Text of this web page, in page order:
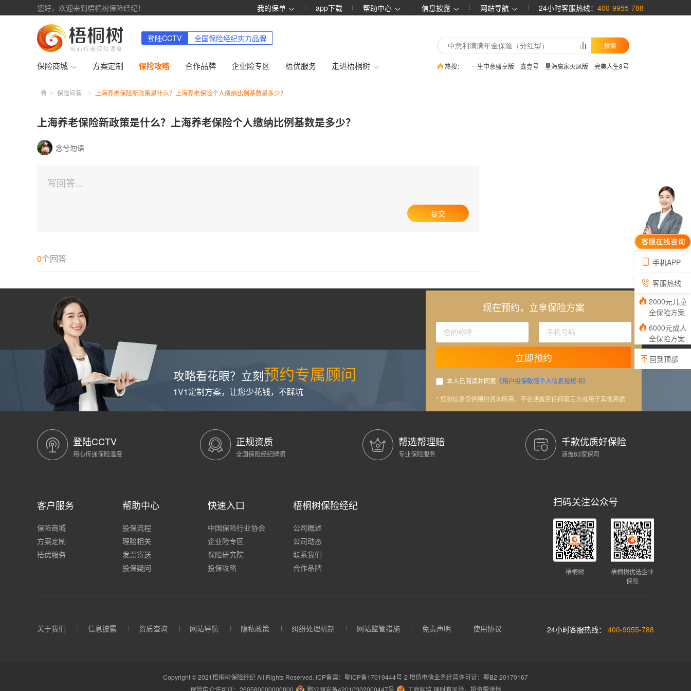
您好，欢迎来到梧桐树保险经纪！ 24小时客服热线： 400-9955-788
网站导航
信息披露
帮助中心
app下载
我的保单
登陆CCTV 全国保险经纪实力品牌
保险商城 方案定制 保险攻略 合作品牌 企业险专区 梧优服务 走进梧桐树
搜索
热搜： 一生中意盛享版 鑫壹号 星海赢家火凤版 完美人生8号
比
保险问答 上海养老保险新政策是什么？上海养老保险个人缴纳比例基数是多少？
上海养老保险新政策是什么？上海养老保险个人缴纳比例基数是多少？
念兮勿语
写回答...
提交
0个回答
攻略看花眼？立刻预约专属顾问
1V1定制方案，让您少花钱，不踩坑
现在预约，立享保险方案
立即预约
本人已阅读并同意 《用户投保敏感个人信息授权书》
* 您的信息仅供预约咨询所用，不会泄露至任何第三方或用于其他用途
手机APP
客服热线
2000元儿童
全保险方案
6000元成人
全保险方案
回到顶部
登陆CCTV
用心传递保险温度
正规资质
全国保险经纪牌照
帮选帮理赔
专业保险服务
千款优质好保险
涵盖83家保司
客户服务
保险商城
方案定制
梧优服务
帮助中心
投保流程
理赔相关
发票寄送
投保疑问
快速入口
中国保险行业协会
企业险专区
保险研究院
投保攻略
梧桐树保险经纪
公司概述
公司动态
联系我们
合作品牌
扫码关注公众号
梧桐树优选企业
保险
梧桐树
关于我们 信息披露 资质查询 网站导航 隐私政策 纠纷处理机制 网站监管措施 免责声明 使用协议 24小时客服热线： 400-9955-788
Copyright © 2021梧桐树保险经纪 All Rights Reserved. ICP备案：鄂ICP备17019444号-2 增值电信业务经营许可证：鄂B2-20170167
保险中介许可证：260580000000800
鄂公网安备42010302000447号 工商网监 理财有风险，投资需谨慎